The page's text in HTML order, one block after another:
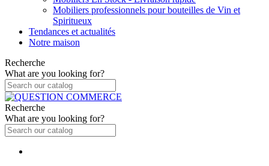
Mobiliers professionnels pour bouteilles de Vin et
Spiritueux
Tendances et actualités
Notre maison
Recherche
What are you looking for?
Recherche
What are you looking for?